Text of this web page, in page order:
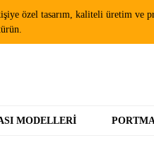
özel tasarım, kaliteli üretim ve
MODELLERI